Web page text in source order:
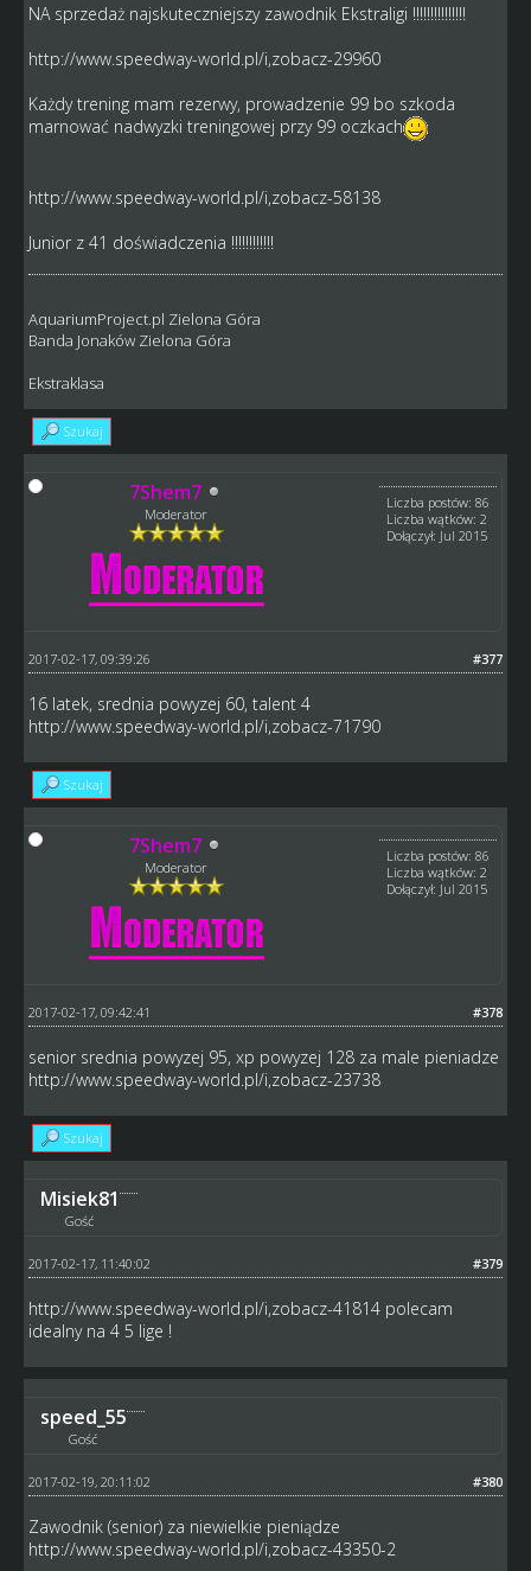
NA sprzedaż najskuteczniejszy zawodnik Ekstraligi !!!!!!!!!!!!!!!
http://www.speedway-world.pl/i,zobacz-29960
Każdy trening mam rezerwy, prowadzenie 99 bo szkoda
marnować nadwyzki treningowej przy 99 oczkach
http://www.speedway-world.pl/i,zobacz-58138
Junior z 41 doświadczenia !!!!!!!!!!!!
AquariumProject.pl Zielona Góra
Banda Jonaków Zielona Góra
Ekstraklasa
Szukaj
7Shem7
Moderator
Liczba postów: 86
Liczba wątków: 2
Dołączył: Jul 2015
#377
2017-02-17, 09:39:26
16 latek, srednia powyzej 60, talent 4
http://www.speedway-world.pl/i,zobacz-71790
Szukaj
7Shem7
Moderator
Liczba postów: 86
Liczba wątków: 2
Dołączył: Jul 2015
#378
2017-02-17, 09:42:41
senior srednia powyzej 95, xp powyzej 128 za male pieniadze
http://www.speedway-world.pl/i,zobacz-23738
Szukaj
Misiek81
Gość
#379
2017-02-17, 11:40:02
http://www.speedway-world.pl/i,zobacz-41814polecam
idealny na 4 5 lige !
speed_55
Gość
#380
2017-02-19, 20:11:02
Zawodnik (senior) za niewielkie pieniądze
http://www.speedway-world.pl/i,zobacz-43350-2